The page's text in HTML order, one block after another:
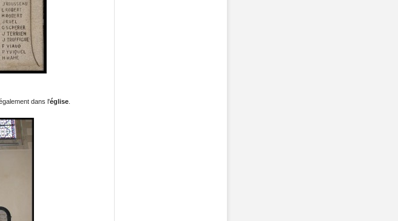
dans l'église.